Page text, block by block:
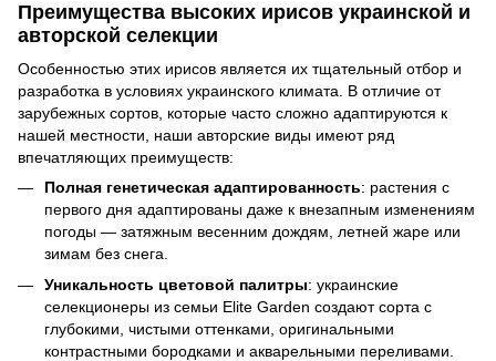
Преимущества высоких ирисов украинской и
авторской селекции
Особенностью этих ирисов является их тщательный отбор и
разработка в условиях украинского климата. В отличие от
зарубежных сортов, которые часто сложно адаптируются к
нашей местности, наши авторские виды имеют ряд
впечатляющих преимуществ:
Полная генетическая адаптированность: растения с
первого дня адаптированы даже к внезапным изменениям
погоды — затяжным весенним дождям, летней жаре или
зимам без снега.
Уникальность цветовой палитры: украинские
селекционеры из семьи Elite Garden создают сорта с
глубокими, чистыми оттенками, оригинальными
контрастными бородками и акварельными переливами.